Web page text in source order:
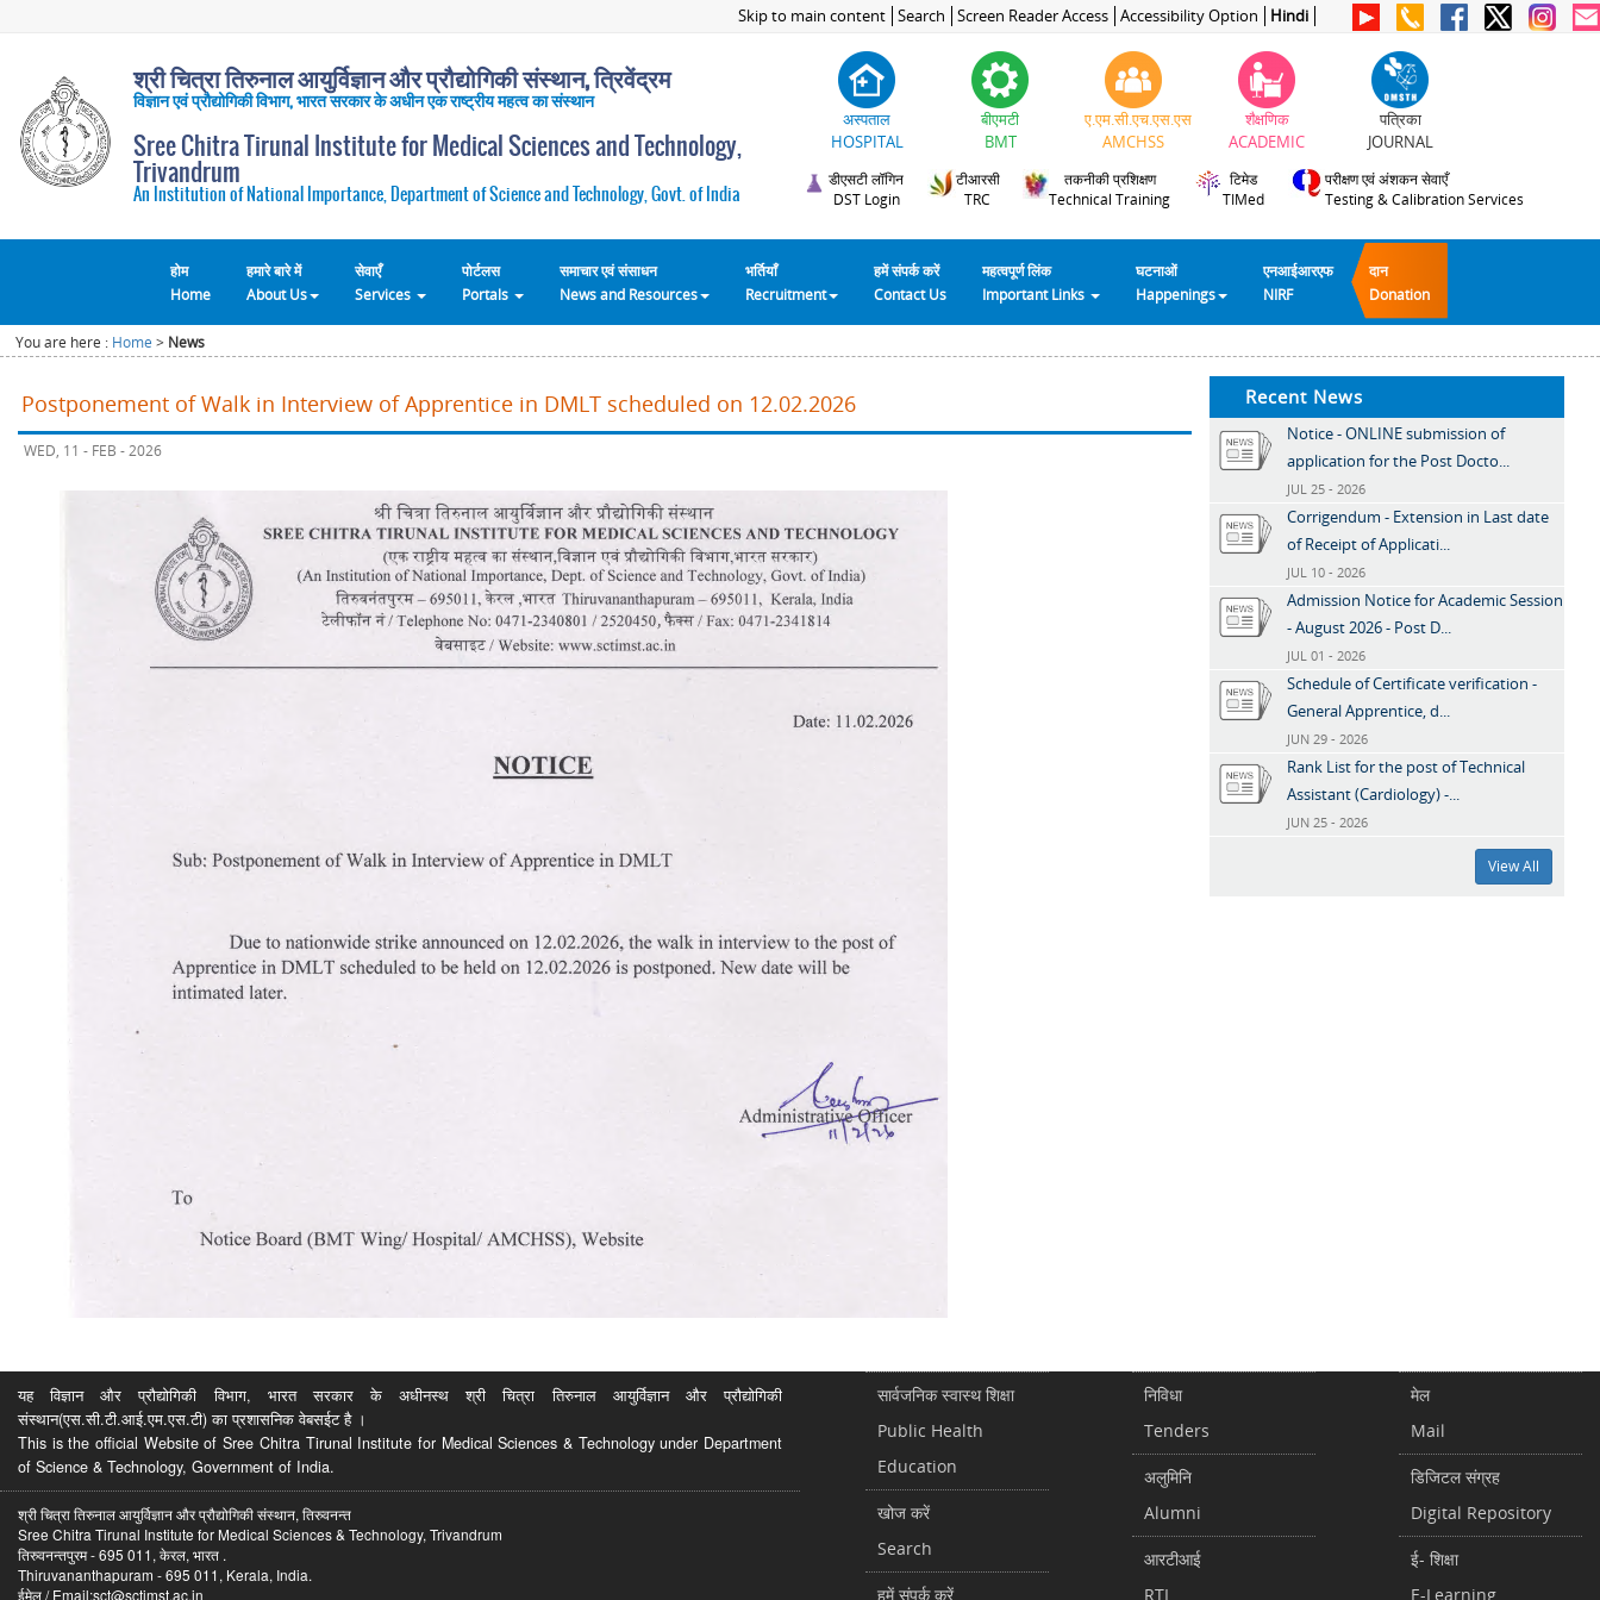
Skip to main content Search Screen Reader Access Accessibility Option Hindi
श्री चित्रा तिरुनाल आयुर्विज्ञान और प्रौद्योगिकी संस्थान, त्रिवेंद्रम
विज्ञान एवं प्रौद्योगिकी विभाग, भारत सरकार के अधीन एक राष्ट्रीय महत्व का संस्थान
Sree Chitra Tirunal Institute for Medical Sciences and Technology,
Trivandrum
An Institution of National Importance, Department of Science and Technology, Govt. of India
अस्पताल
HOSPITAL
बीएमटी
BMT
ए.एम.सी.एच.एस.एस
AMCHSS
शैक्षणिक
ACADEMIC
पत्रिका
JOURNAL
डीएसटी लॉगिन
DST Login
टीआरसी
TRC
तकनीकी प्रशिक्षण
Technical Training
टिमेड
TIMed
परीक्षण एवं अंशकन सेवाएँ
Testing & Calibration Services
होम
Home
हमारे बारे में
About Us
सेवाएँ
Services
पोर्टलस
Portals
समाचार एवं संसाधन
News and Resources
भर्तियाँ
Recruitment
हमें संपर्क करें
Contact Us
महत्वपूर्ण लिंक
Important Links
घटनाओं
Happenings
एनआईआरएफ
NIRF
दान
Donation
You are here : Home > News
Postponement of Walk in Interview of Apprentice in DMLT scheduled on 12.02.2026
WED, 11 - FEB - 2026
Recent News
Notice - ONLINE submission of
application for the Post Docto...
JUL 25 - 2026
Corrigendum - Extension in Last date
of Receipt of Applicati...
JUL 10 - 2026
Admission Notice for Academic Session
- August 2026 - Post D...
JUL 01 - 2026
Schedule of Certificate verification -
General Apprentice, d...
JUN 29 - 2026
Rank List for the post of Technical
Assistant (Cardiology) -...
JUN 25 - 2026
View All
यह विज्ञान और प्रौद्योगिकी विभाग, भारत सरकार के अधीनस्थ श्री चित्रा तिरुनाल आयुर्विज्ञान और प्रौद्योगिकी
संस्थान(एस.सी.टी.आई.एम.एस.टी) का प्रशासनिक वेबसईट है ।
This is the official Website of Sree Chitra Tirunal Institute for Medical Sciences & Technology under Department
of Science & Technology, Government of India.
श्री चित्रा तिरुनाल आयुर्विज्ञान और प्रौद्योगिकी संस्थान, तिरुवनन्त
Sree Chitra Tirunal Institute for Medical Sciences & Technology, Trivandrum
तिरुवनन्तपुरम - 695 011, केरल, भारत .
Thiruvananthapuram - 695 011, Kerala, India.
ईमेल / Email:sct@sctimst.ac.in
सार्वजनिक स्वास्थ शिक्षा
Public Health
Education
खोज करें
Search
हमें संपर्क करें
निविधा
Tenders
अलुमिनि
Alumni
आरटीआई
RTI
मेल
Mail
डिजिटल संग्रह
Digital Repository
ई- शिक्षा
E-Learning